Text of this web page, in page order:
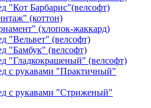
"Кот Барбарис"(велсофт)
(коттон)
(хлопок-жаккард)
"Вельвет" (велсофт)
"Бамбук" (велсофт)
"Гладкокрашеный" (велсофт)
с рукавами "Практичный"
с рукавами "Стриженый"